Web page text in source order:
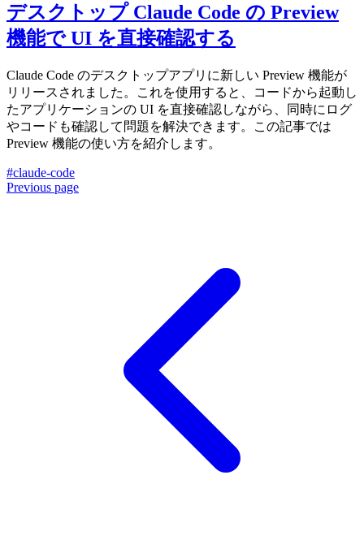
デスクトップ Claude Code の Preview
機能で UI を直接確認する
Claude Code のデスクトップアプリに新しい Preview 機能が
リリースされました。これを使用すると、コードから起動し
たアプリケーションの UI を直接確認しながら、同時にログ
やコードも確認して問題を解決できます。この記事では
Preview 機能の使い方を紹介します。
#claude-code
Previous page